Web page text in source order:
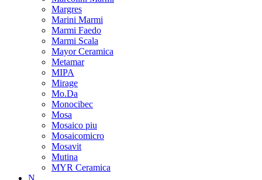
Margres
Marini Marmi
Marmi Faedo
Marmi Scala
Mayor Ceramica
Metamar
MIPA
Mirage
Mo.Da
Monocibec
Mosa
Mosaico piu
Mosaicomicro
Mosavit
Mutina
MYR Ceramica
N